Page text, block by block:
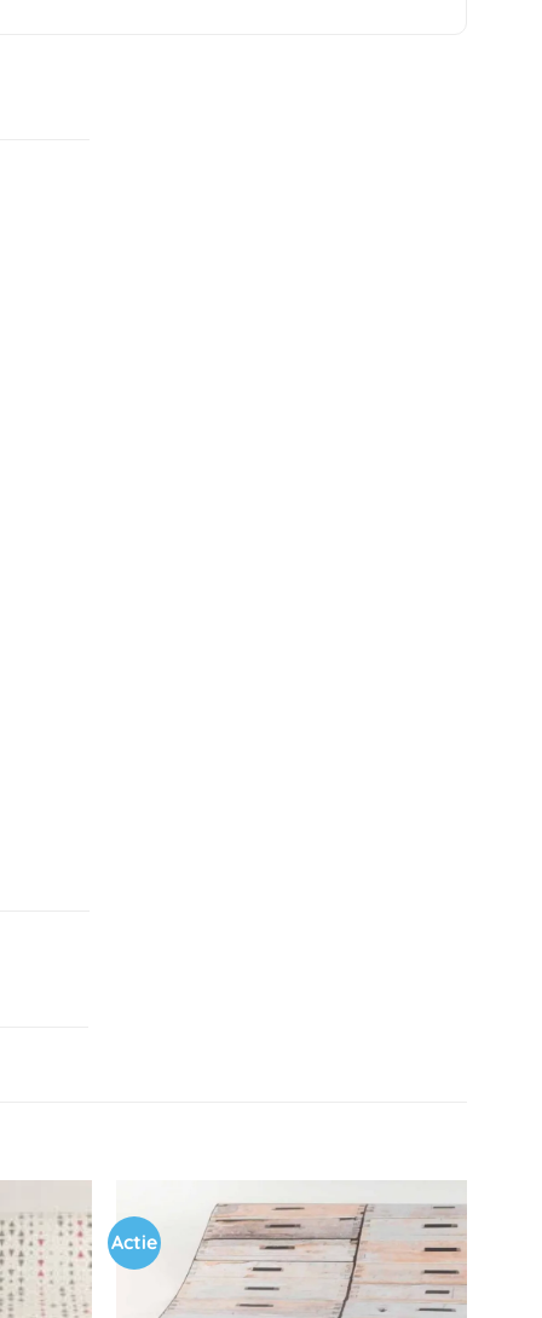
Toevoegen
aan
verlanglijst
Actie
Toevoegen
aan
verlanglijst